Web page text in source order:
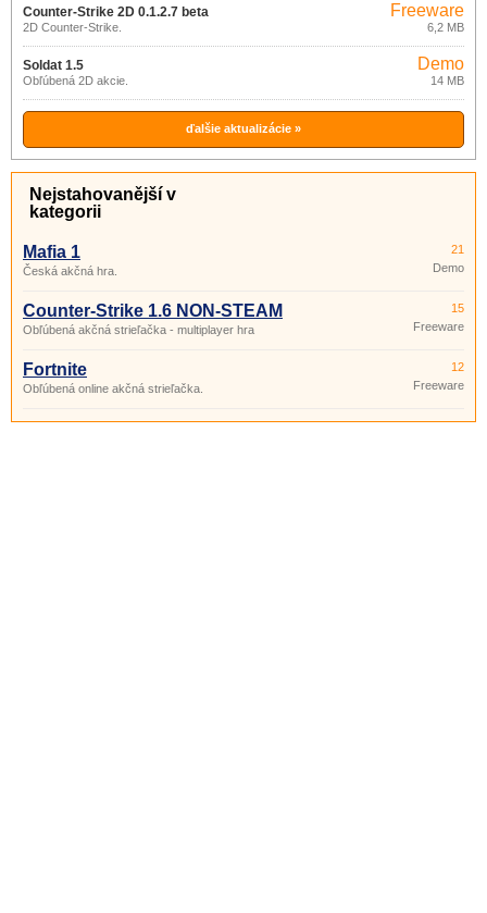
Counter-Strike 2D 0.1.2.7 beta
2D Counter-Strike.
Freeware
6,2 MB
Soldat 1.5
Obľúbená 2D akcie.
Demo
14 MB
ďalšie aktualizácie »
Nejstahovanější v
kategorii
Mafia 1
Česká akčná hra.
21
Demo
Counter-Strike 1.6 NON-STEAM
Obľúbená akčná strieľačka - multiplayer hra
15
Freeware
Fortnite
Obľúbená online akčná strieľačka.
12
Freeware